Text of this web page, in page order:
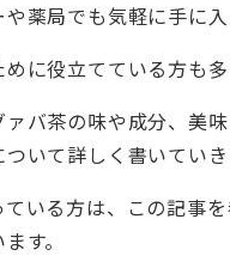
薬局でも気軽に手に入
に役立てている方も多
バ茶の味や成分、美
いて詳しく書いていき
いる方は、この記事
す。